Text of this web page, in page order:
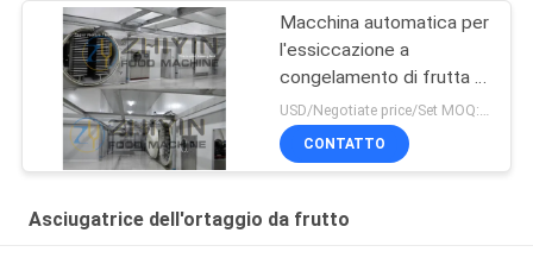
Macchina automatica per
l'essiccazione a
congelamento di frutta a
basso rumore
CONTATTO
Asciugatrice dell'ortaggio da frutto